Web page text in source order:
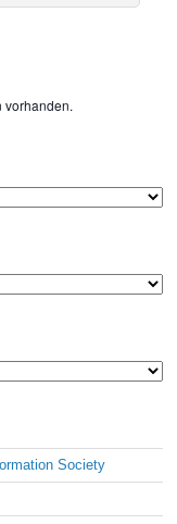
vorhanden.
Society